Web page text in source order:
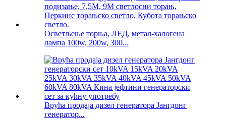
Осветљење торња, ЛЕД, метал-халогена
лампа 100w, 200w, 300...
Врућа продаја дизел генератора Јангдонг
генератор...